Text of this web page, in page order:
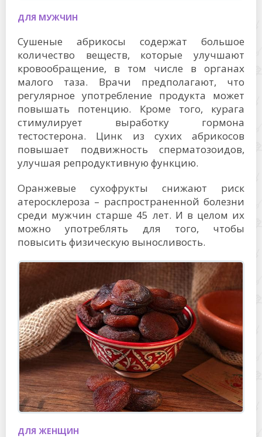
ДЛЯ МУЖЧИН
Сушеные абрикосы содержат большое
количество веществ, которые улучшают
кровообращение, в том числе в органах
малого таза. Врачи предполагают, что
регулярное употребление продукта может
повышать потенцию. Кроме того, курага
стимулирует выработку гормона
тестостерона. Цинк из сухих абрикосов
повышает подвижность сперматозоидов,
улучшая репродуктивную функцию.
Оранжевые сухофрукты снижают риск
атеросклероза – распространенной болезни
среди мужчин старше 45 лет. И в целом их
можно употреблять для того, чтобы
повысить физическую выносливость.
ДЛЯ ЖЕНЩИН